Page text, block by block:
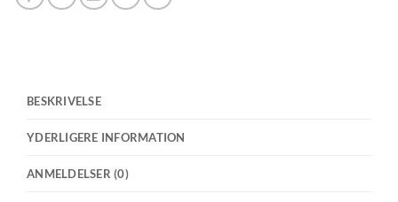
BESKRIVELSE
YDERLIGERE INFORMATION
ANMELDELSER (0)